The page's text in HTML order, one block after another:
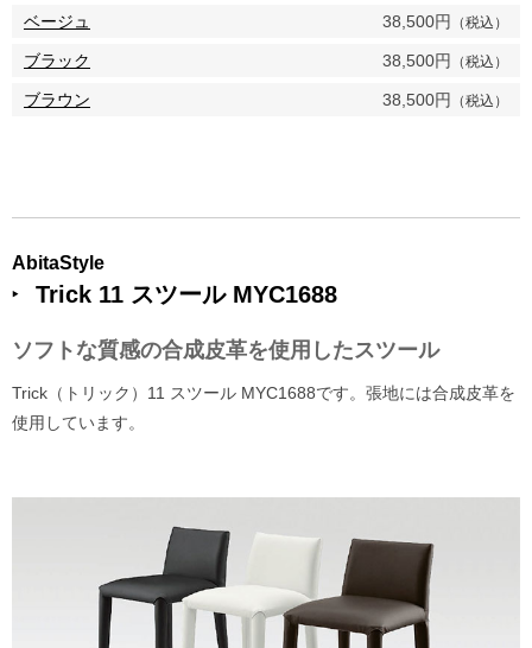
ベージュ 38,500円 （税込）
ブラック 38,500円 （税込）
ブラウン 38,500円 （税込）
AbitaStyle
Trick 11 スツール MYC1688
ソフトな質感の合成皮革を使用したスツール
Trick（トリック）11 スツール MYC1688です。張地には合成皮革を
使用しています。